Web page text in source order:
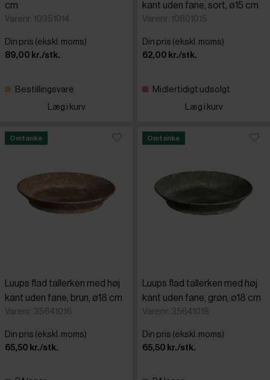
cm
Varenr: 10351014
Din pris (ekskl. moms)
89,00 kr./stk.
Bestillingsvare
Læg i kurv
kant uden fane, sort, ø15 cm
Varenr: 10801015
Din pris (ekskl. moms)
62,00 kr./stk.
Midlertidigt udsolgt
Læg i kurv
Omtanke
Luups flad tallerken med høj
kant uden fane, brun, ø18 cm
Varenr: 35641016
Din pris (ekskl. moms)
65,50 kr./stk.
Omtanke
Luups flad tallerken med høj
kant uden fane, grøn, ø18 cm
Varenr: 35641018
Din pris (ekskl. moms)
65,50 kr./stk.